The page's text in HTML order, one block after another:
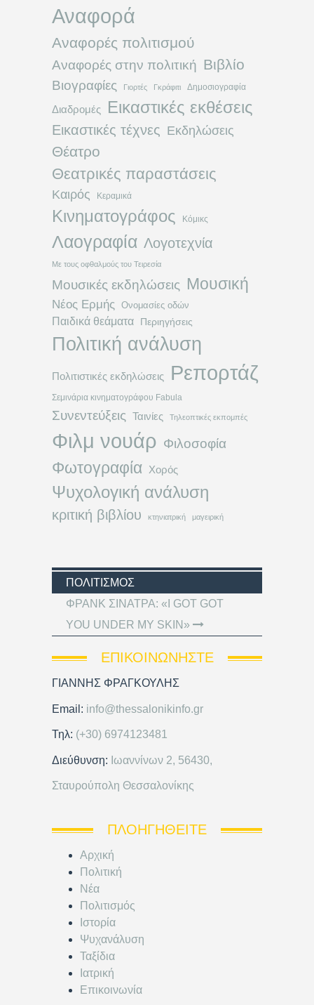
Αναφορά
Αναφορές πολιτισμού
Αναφορές στην πολιτική Βιβλίο
Βιογραφίες Γιορτές Γκράφιτι Δημοσιογραφία
Διαδρομές Εικαστικές εκθέσεις
Εικαστικές τέχνες Εκδηλώσεις
Θέατρο
Θεατρικές παραστάσεις
Καιρός Κεραμικά
Κινηματογράφος Κόμικς
Λαογραφία Λογοτεχνία
Με τους οφθαλμούς του Τειρεσία
Μουσικές εκδηλώσεις Μουσική
Νέος Ερμής Ονομασίες οδών
Παιδικά θεάματα Περιηγήσεις
Πολιτική ανάλυση
Πολιτιστικές εκδηλώσεις Ρεπορτάζ
Σεμινάρια κινηματογράφου Fabula
Συνεντεύξεις Ταινίες Τηλεοπτικές εκπομπές
Φιλμ νουάρ Φιλοσοφία
Φωτογραφία Χορός
Ψυχολογική ανάλυση
κριτική βιβλίου κτηνιατρική μαγειρική
ΠΟΛΙΤΙΣΜΌΣ
ΦΡΑΝΚ ΣΙΝΑΤΡΑ: «I GOT GOT
YOU UNDER MY SKIN»
ΕΠΙΚΟΙΝΩΝΉΣΤΕ
ΓΙΑΝΝΗΣ ΦΡΑΓΚΟΥΛΗΣ
Email: info@thessalonikinfo.gr
Τηλ: (+30) 6974123481
Διεύθυνση: Ιωαννίνων 2, 56430,
Σταυρούπολη Θεσσαλονίκης
ΠΛΟΗΓΗΘΕΊΤΕ
Αρχική
Πολιτική
Νέα
Πολιτισμός
Ιστορία
Ψυχανάλυση
Ταξίδια
Ιατρική
Επικοινωνία